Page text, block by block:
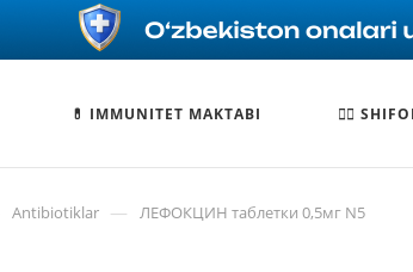
💊 IMMUNITET MAKTABI 🧑‍⚕️
Antibiotiklar — ЛЕФОКЦИН таблетки 0,5мг N5